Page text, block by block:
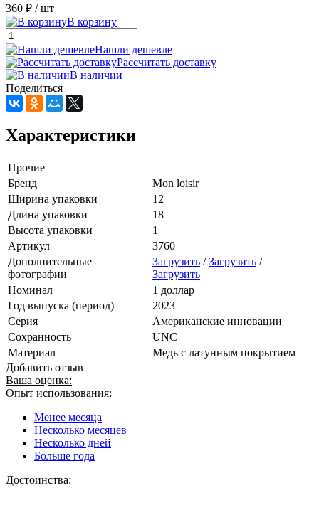
360 ₽ / шт
В корзину
Нашли дешевле
Рассчитать доставку
В наличии
Поделиться
Характеристики
Прочие
Бренд
Mon loisir
Ширина упаковки
12
Длина упаковки
18
Высота упаковки
1
Артикул
3760
Дополнительные
фотографии
Загрузить /Загрузить /
Загрузить
Номинал
1 доллар
Год выпуска (период)
2023
Серия
Американские инновации
Сохранность
UNC
Материал
Медь с латунным покрытием
Добавить отзыв
Ваша оценка:
Опыт использования:
Менее месяца
Несколько месяцев
Несколько дней
Больше года
Достоинства: